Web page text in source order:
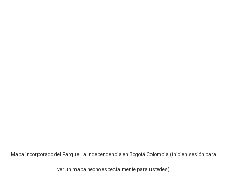
Mapa incorporado del Parque La Independencia en Bogotá Colombia (inicien sesión para
ver un mapa hecho especialmente para ustedes)